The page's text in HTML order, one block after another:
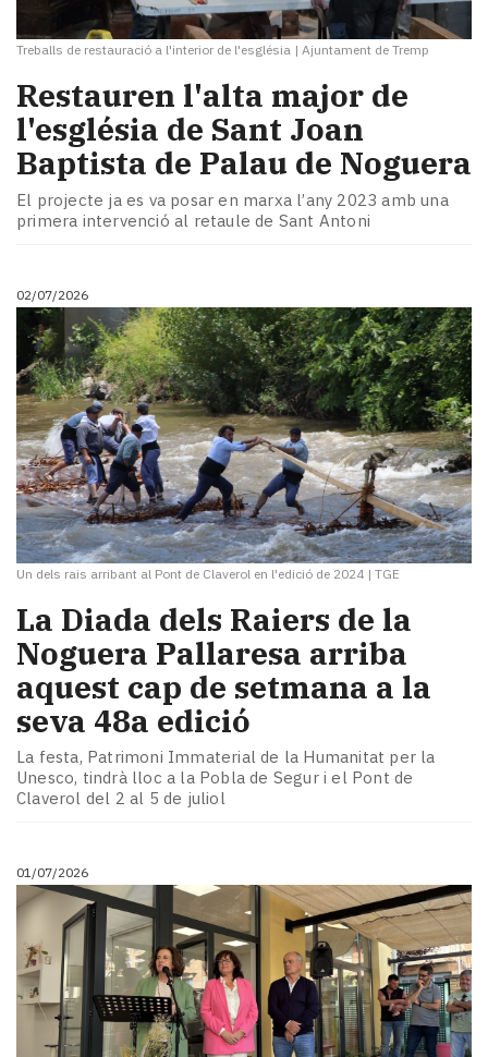
Treballs de restauració a l'interior de l'església | Ajuntament de Tremp
​Restauren l'alta major de
l'església de Sant Joan
Baptista de Palau de Noguera
El projecte ja es va posar en marxa l’any 2023 amb una
primera intervenció al retaule de Sant Antoni
02/07/2026
Un dels rais arribant al Pont de Claverol en l'edició de 2024 | TGE
La Diada dels Raiers de la
Noguera Pallaresa arriba
aquest cap de setmana a la
seva 48a edició
La festa, Patrimoni Immaterial de la Humanitat per la
Unesco, tindrà lloc a la Pobla de Segur i el Pont de
Claverol del 2 al 5 de juliol
01/07/2026